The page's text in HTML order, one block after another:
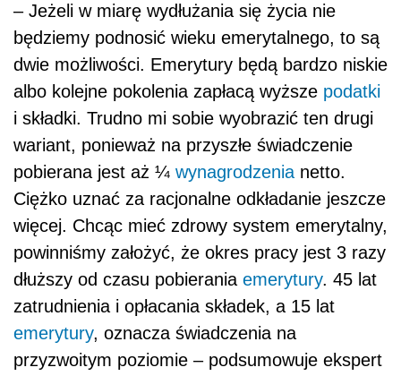
– Jeżeli w miarę wydłużania się życia nie
będziemy podnosić wieku emerytalnego, to są
dwie możliwości. Emerytury będą bardzo niskie
albo kolejne pokolenia zapłacą wyższe podatki
i składki. Trudno mi sobie wyobrazić ten drugi
wariant, ponieważ na przyszłe świadczenie
pobierana jest aż ¼ wynagrodzenia netto.
Ciężko uznać za racjonalne odkładanie jeszcze
więcej. Chcąc mieć zdrowy system emerytalny,
powinniśmy założyć, że okres pracy jest 3 razy
dłuższy od czasu pobierania emerytury. 45 lat
zatrudnienia i opłacania składek, a 15 lat
emerytury, oznacza świadczenia na
przyzwoitym poziomie – podsumowuje ekspert